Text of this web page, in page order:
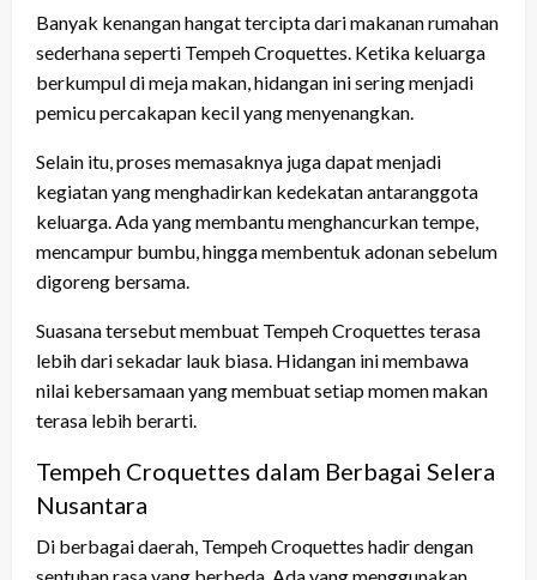
Banyak kenangan hangat tercipta dari makanan rumahan
sederhana seperti Tempeh Croquettes. Ketika keluarga
berkumpul di meja makan, hidangan ini sering menjadi
pemicu percakapan kecil yang menyenangkan.
Selain itu, proses memasaknya juga dapat menjadi
kegiatan yang menghadirkan kedekatan antaranggota
keluarga. Ada yang membantu menghancurkan tempe,
mencampur bumbu, hingga membentuk adonan sebelum
digoreng bersama.
Suasana tersebut membuat Tempeh Croquettes terasa
lebih dari sekadar lauk biasa. Hidangan ini membawa
nilai kebersamaan yang membuat setiap momen makan
terasa lebih berarti.
Tempeh Croquettes dalam Berbagai Selera
Nusantara
Di berbagai daerah, Tempeh Croquettes hadir dengan